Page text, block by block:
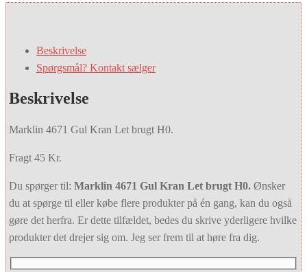
Beskrivelse
Spørgsmål? Kontakt sælger
Beskrivelse
Marklin 4671 Gul Kran Let brugt H0.
Fragt 45 Kr.
Du spørger til: Marklin 4671 Gul Kran Let brugt H0. Ønsker
du at spørge til eller købe flere produkter på én gang, kan du også
gøre det herfra. Er dette tilfældet, bedes du skrive yderligere hvilke
produkter det drejer sig om. Jeg ser frem til at høre fra dig.